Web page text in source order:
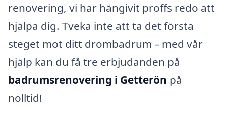
renovering, vi har hängivit proffs redo att
hjälpa dig. Tveka inte att ta det första
steget mot ditt drömbadrum – med vår
hjälp kan du få tre erbjudanden på
badrumsrenovering i Getterön på
nolltid!